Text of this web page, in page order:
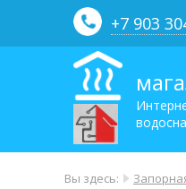
+7 903
Вы здесь: